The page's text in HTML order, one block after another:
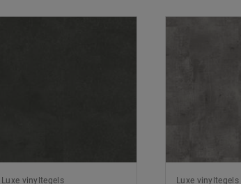
Luxe vinyltegels Luxe vinyltegels